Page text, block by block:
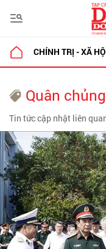
CHÍNH TRỊ - XÃ
Quân
Tin tức cập nhật liên